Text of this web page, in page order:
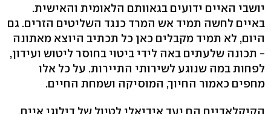
יושבי האיים ידועים בגאוותם הלאומית והאישית.
באיים לחשה תמיד אש המרד כנגד השליטים הזרים. גם
היום, לא תמיד מקבלים כאן כל תכתיב היוצא מאתונה
- תכונה שלעתים באה לידי ביטוי בחוסר ליטוש ועידון,
לפחות במה שנוגע לשירותי התיירות. על כל אלו
מחפים כאמור החיוך, המוסיקה ושמחת החיים.
הקיקלאדיים הם יעד אידיאלי לטיול של דילוגי איים.